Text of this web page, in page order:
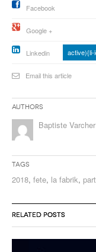
Facebook
Google +
Linkedin active){li-
Email this article
Authors
Baptiste Varcher
Tags
2018, fete, la fabrik,
RELATED POSTS